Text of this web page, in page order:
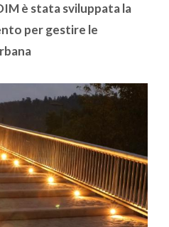
è stata sviluppata la
per gestire le